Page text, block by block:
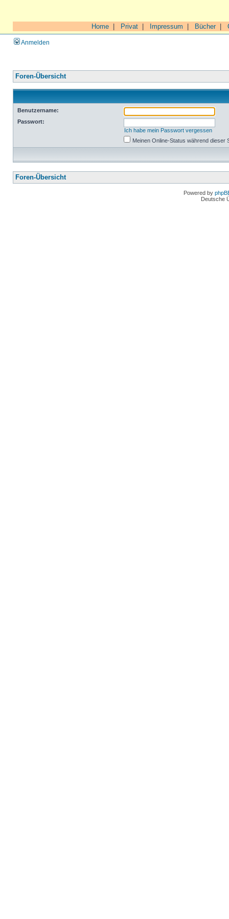
Home Privat Impressum Bücher|
Anmelden
Foren-Übersicht
Benutzername:
Passwort:
Ich habe mein Passwort vergessen
Meinen Online-Status während dieser
Foren-Übersicht
Powered by
Deutsche